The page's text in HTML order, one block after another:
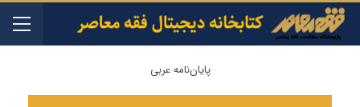
پایان‌نامه عربی